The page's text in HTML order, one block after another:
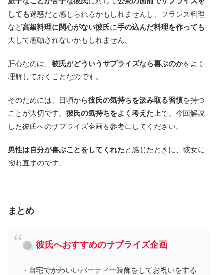
しても迷惑だと感じられるかもしれませんし、フランス料理
など高級料理に関心がない彼氏に手の込んだ料理を作っても
大して感動されないかもしれません。
肝心なのは、 彼氏がどういうサプライズなら喜ぶのかをよく
理解しておくことなのです。
そのためには、日頃から彼氏の気持ちを汲み取る習慣を持つ
ことが大切です。 彼氏の気持ちをよく考えた 上で、今回解説
した彼氏へのサプライズ企画を参考にしてください。
男性は自分が喜ぶことをしてくれたと感じたときに、彼女に
惚れ直すのです。
まとめ
彼氏へおすすめのサプライズ企画
・自宅でかわいいパーティー装飾をしてお祝いをする